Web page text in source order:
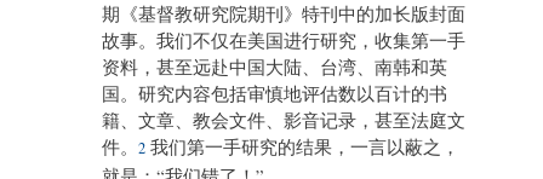
期《基督教研究院期刊》特刊中的加长版封面
故事。我们不仅在美国进行研究，收集第一手
资料，甚至远赴中国大陆、台湾、南韩和英
国。研究内容包括审慎地评估数以百计的书
籍、文章、教会文件、影音记录，甚至法庭文
件。 2 我们第一手研究的结果，一言以蔽之，